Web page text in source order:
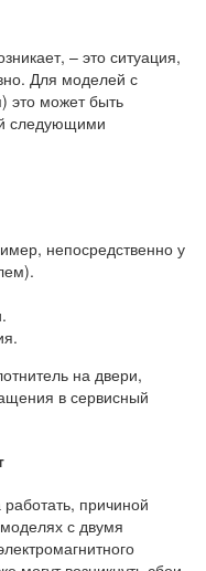
– это ситуация,
Для моделей с
это может быть
следующими
непосредственно у
на двери,
в сервисный
причиной
с двумя